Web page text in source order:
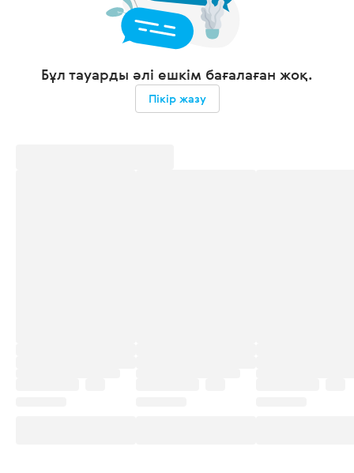
Бұл тауарды әлі ешкім бағалаған жоқ.
Пікір жазу